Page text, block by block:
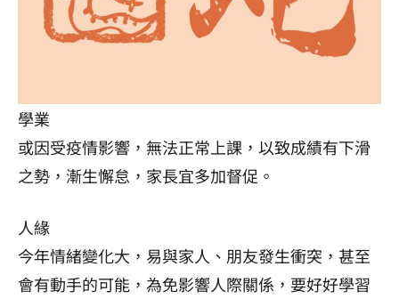
學業
或因受疫情影響，無法正常上課，以致成績有下滑
之勢，漸生懈怠，家長宜多加督促。
人緣
今年情緒變化大，易與家人、朋友發生衝突，甚至
會有動手的可能，為免影響人際關係，要好好學習